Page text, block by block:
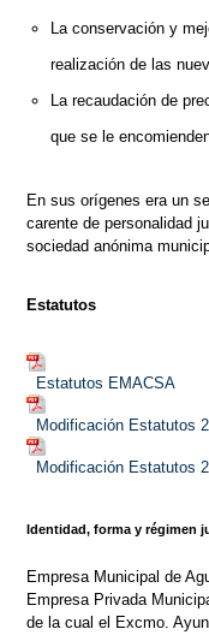
La conservación y
realización de las
La recaudación de
que se le
En sus orígenes era un
carente de personalidad
sociedad anónima
Estatutos
Estatutos EMACSA
Modificación Estatutos
Modificación Estatutos
Identidad, forma y régimen
Empresa Municipal de
Empresa Privada
de la cual el Excmo.